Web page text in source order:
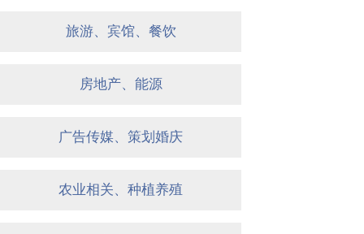
旅游、宾馆、餐饮
房地产、能源
广告传媒、策划婚庆
农业相关、种植养殖